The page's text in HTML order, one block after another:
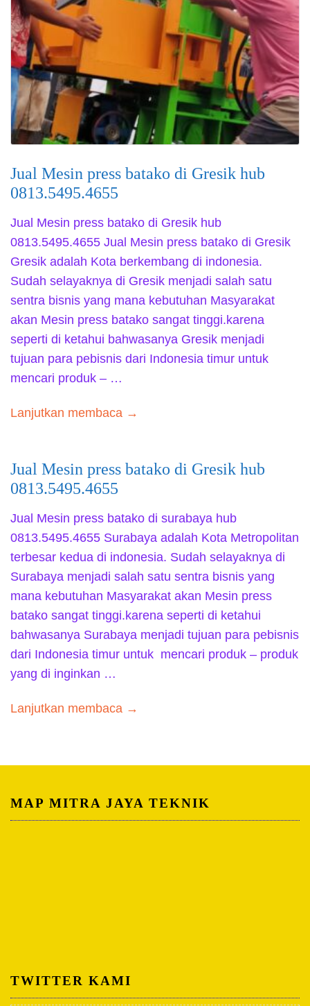
Jual Mesin press batako di Gresik hub
0813.5495.4655
Jual Mesin press batako di Gresik hub
0813.5495.4655 Jual Mesin press batako di Gresik
Gresik adalah Kota berkembang di indonesia.
Sudah selayaknya di Gresik menjadi salah satu
sentra bisnis yang mana kebutuhan Masyarakat
akan Mesin press batako sangat tinggi.karena
seperti di ketahui bahwasanya Gresik menjadi
tujuan para pebisnis dari Indonesia timur untuk
mencari produk – …
Lanjutkan membaca →
Jual Mesin press batako di Gresik hub
0813.5495.4655
Jual Mesin press batako di surabaya hub
0813.5495.4655 Surabaya adalah Kota Metropolitan
terbesar kedua di indonesia. Sudah selayaknya di
Surabaya menjadi salah satu sentra bisnis yang
mana kebutuhan Masyarakat akan Mesin press
batako sangat tinggi.karena seperti di ketahui
bahwasanya Surabaya menjadi tujuan para pebisnis
dari Indonesia timur untuk mencari produk – produk
yang di inginkan …
Lanjutkan membaca →
MAP MITRA JAYA TEKNIK
TWITTER KAMI